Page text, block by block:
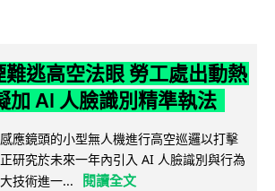
逃高空法眼 勞工處出動熱
加 AI 人臉識別精準執法
應鏡頭的小型無人機進行高空巡邏以打擊
研究於未來一年內引入 AI 人臉識別與行為
技術進一...
閱讀全文